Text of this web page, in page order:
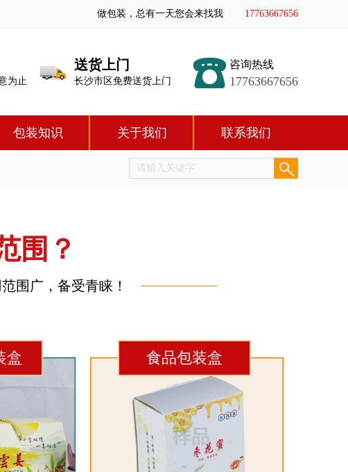
做包装，总有一天您会来找我 17763667656
为止
送货上门
长沙市区免费送货上门
咨询热线
17763667656
包装知识 关于我们 联系我们
围？
围广，备受青睐！
盒 食品包装盒